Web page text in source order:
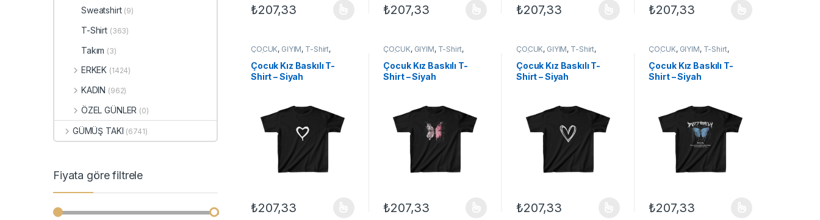
₺207,33
Bu ürünün birden fazla varyasyonu var. Seçenekler ürün sayfasından seçilebilir
₺207,33
Bu ürünün birden fazla varyasyonu var. Seçenekler ürün sayfasından seçilebilir
₺207,33
Bu ürünün birden fazla varyasyonu var. Seçenekler ürün sayfasından
₺207,33
Bu ürünün birden fazla varyasyonu var.
ÇOCUK, GİYİM, T-Shirt,
UNİSEX ÇOCUK
Çocuk Kız Baskılı T-
Shirt – Siyah
₺207,33
Bu ürünün birden fazla varyasyonu var. Seçenekler ürün sayfasından seçilebilir
ÇOCUK, GİYİM, T-Shirt,
UNİSEX ÇOCUK
Çocuk Kız Baskılı T-
Shirt – Siyah
₺207,33
Bu ürünün birden fazla varyasyonu var. Seçenekler ürün sayfasından seçilebilir
ÇOCUK, GİYİM, T-Shirt,
UNİSEX ÇOCUK
Çocuk Kız Baskılı T-
Shirt – Siyah
₺207,33
Bu ürünün birden fazla varyasyonu var. Seçenekler ürün sayfasından
ÇOCUK, GİYİM, T-Shirt,
UNİSEX ÇOCUK
Çocuk Kız Baskılı T-
Shirt – Siyah
₺207,33
Bu ürünün birden fazla varyasyonu var.
Sweatshirt (9)
T-Shirt (363)
Takım (3)
ERKEK (1424)
KADIN (962)
ÖZEL GÜNLER (0)
GÜMÜŞ TAKI (6741)
Fiyata göre filtrele